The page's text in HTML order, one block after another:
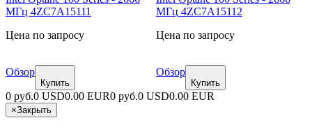
МГц 4ZC7A15111
Цена по запросу
Обзор
Купить
МГц 4ZC7A15112
Цена по запросу
Обзор
Купить
0 руб.0 USD0.00 EUR0 руб.0 USD0.00 EUR
×Закрыть